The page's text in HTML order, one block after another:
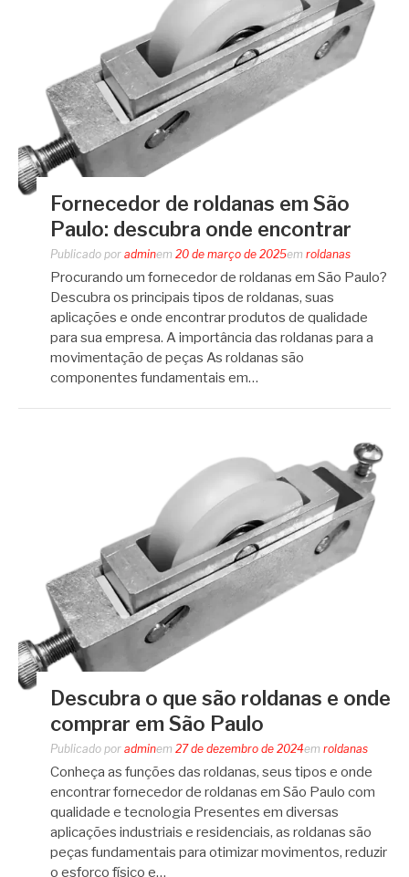
Fornecedor de roldanas em São
Paulo: descubra onde encontrar
Publicado por adminem 20 de março de 2025em roldanas
Procurando um fornecedor de roldanas em São Paulo?
Descubra os principais tipos de roldanas, suas
aplicações e onde encontrar produtos de qualidade
para sua empresa. A importância das roldanas para a
movimentação de peças As roldanas são
componentes fundamentais em…
Descubra o que são roldanas e onde
comprar em São Paulo
Publicado por adminem 27 de dezembro de 2024em roldanas
Conheça as funções das roldanas, seus tipos e onde
encontrar fornecedor de roldanas em São Paulo com
qualidade e tecnologia Presentes em diversas
aplicações industriais e residenciais, as roldanas são
peças fundamentais para otimizar movimentos, reduzir
o esforço físico e…